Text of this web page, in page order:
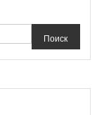
Поиск